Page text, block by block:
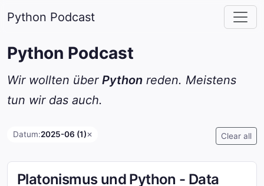
Python Podcast
Python Podcast
Wir wollten über Python reden. Meistens
tun wir das auch.
Datum:2025-06 (1)✕ Clear all
Platonismus und Python - Data